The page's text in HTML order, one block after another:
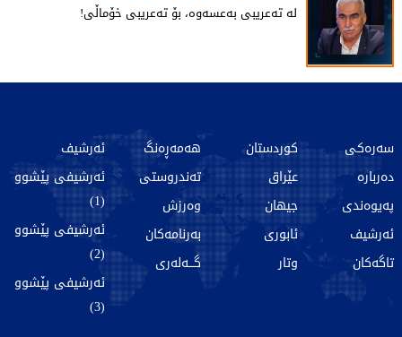
لە تەعریبی بەعسەوە، بۆ تەعریبی خۆماڵی!
سەرەکی
دەربارە
پەیوەندی
ئەرشیف
تاگەکان
کوردستان
عێراق
جیهان
ئابوری
وتار
هەمەڕەنگ
تەندروستی
وەرزش
بەرنامەکان
گـــەلەری
ئەرشیف
ئەرشیفی پێشوو
(1)
ئەرشیفی پێشوو
(2)
ئەرشیفی پێشوو
(3)